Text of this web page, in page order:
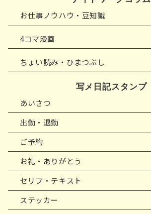
お仕事ノウハウ・豆知識
4コマ漫画
ちょい読み・ひまつぶし
写メ日記スタンプ
あいさつ
出勤・退勤
ご予約
お礼・ありがとう
セリフ・テキスト
ステッカー